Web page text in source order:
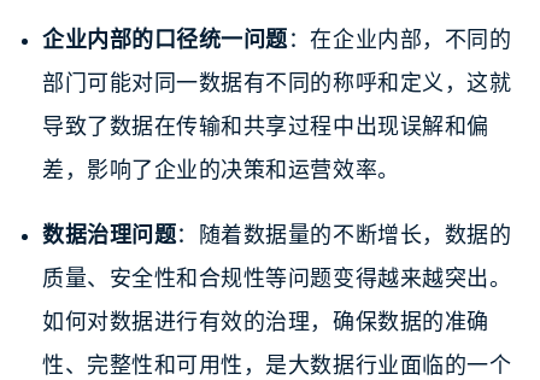
企业内部的口径统一问题：在企业内部，不同的
部门可能对同一数据有不同的称呼和定义，这就
导致了数据在传输和共享过程中出现误解和偏
差，影响了企业的决策和运营效率。
数据治理问题：随着数据量的不断增长，数据的
质量、安全性和合规性等问题变得越来越突出。
如何对数据进行有效的治理，确保数据的准确
性、完整性和可用性，是大数据行业面临的一个